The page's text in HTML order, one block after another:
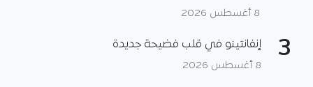
8 أغسطس 2026
3 إنفانتينو في قلب فضيحة جديدة
8 أغسطس 2026